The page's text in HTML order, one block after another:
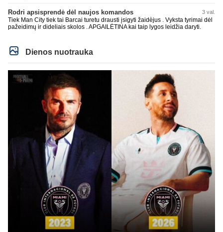
Rodri apsisprendė dėl naujos komandos 3 val.
Tiek Man City tiek tai Barcai turetu drausti įsigyti žaidèjus . Vyksta tyrimai dėl
pažeidimų ir dideliais skolos . APGAILĖTINA kai taip lygos leidžia daryti.
Dienos nuotrauka